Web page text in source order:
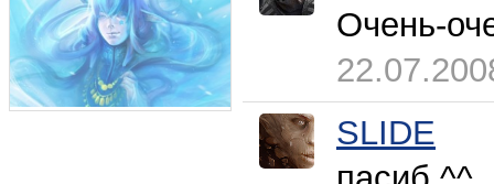
Очень-
SLIDE